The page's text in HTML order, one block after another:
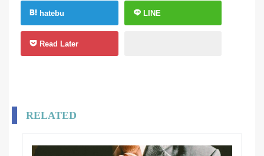
hatebu LINE
Read Later
RELATED